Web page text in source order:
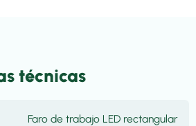
técnicas
Faro de trabajo LED rectangular